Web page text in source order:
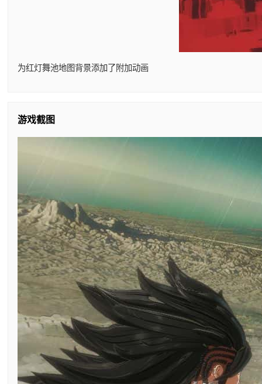
为红灯舞池地图背景添加了附加动画
游戏截图